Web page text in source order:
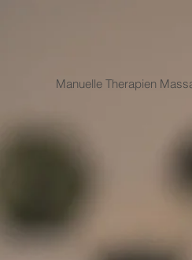
Manuelle Therapien